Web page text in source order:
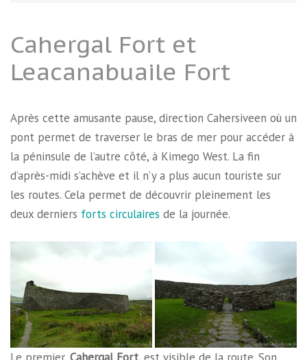
Cahergal Fort et
Leacanabuaile Fort
Après cette amusante pause, direction Cahersiveen où un
pont permet de traverser le bras de mer pour accéder à
la péninsule de l’autre côté, à Kimego West. La fin
d’après-midi s’achève et il n’y a plus aucun touriste sur
les routes. Cela permet de découvrir pleinement les
deux derniers forts circulaires de la journée.